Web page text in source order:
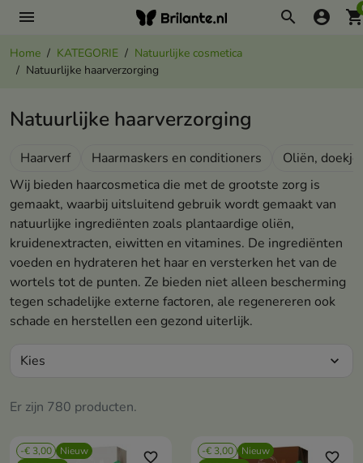
menu search account_circle
Home KATEGORIE
Natuurlijke cosmetica
Natuurlijke haarverzorging
Natuurlijke haarverzorging
Haarverf Haarmaskers en conditioners
Oliën,
Wij bieden haarcosmetica die met de grootste zorg is
gemaakt, waarbij uitsluitend gebruik wordt gemaakt van
natuurlijke ingrediënten zoals plantaardige oliën,
kruidenextracten, eiwitten en vitamines. De ingrediënten
voeden en hydrateren het haar en versterken het van de
wortels tot de punten. Ze bieden niet alleen bescherming
tegen schadelijke externe factoren, ale regenereren ook
schade en herstellen een gezond uiterlijk.
Er zijn 780 producten.
Kies expand_more
-€ 3,00
Nieuw
favorite_border -€ 3,00
Nieuw
favorite_border